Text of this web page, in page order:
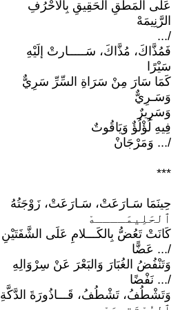
عَلى المَطْقِ الحَقِيقِ بِالأَحْرُفِ
الرَّنِيمَهْ
/...
فَمُذَّاكَ، مُذَّاكَ، سَـــــارتْ إلَيْهِ
سَيْرًا
كَمَا سَارَ مِنْ سَرَاةِ السِّرِّ سَرِيٌّ
وَسَـرِيٌّ
وَسَرِيرٌ
فِيهِ لُؤْلُؤٌ وَيَاقُوتٌ
/... وَمَرْجَانْ
***
حِينَمَا سَـارَعَتْ، سَـارَعَتْ، زَوْجَتُهُ
ٱلحَلِيمَــــهْ
كَانَتْ تَعُضُّ بِالكَـــلامِ عَلَى الشَّفَتَيْنِ
/... عَضًّا
وَتَنْفُضُ الغُبَارَ وَالبَعْرَ عَنْ سِرْوَالِهِ
/... نَفْضًا
وَتَشْطُفُ، تَشْطُفُ، قَـــاذُورَةَ الدَّكَّةِ